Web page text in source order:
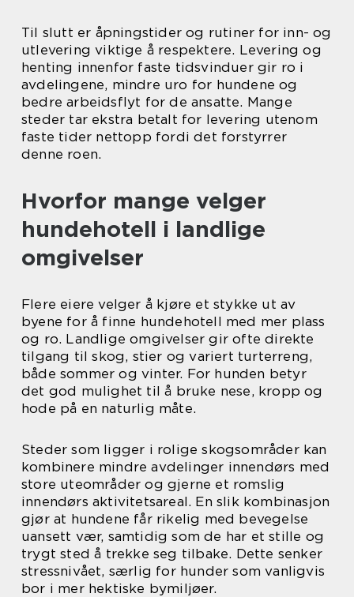
Til slutt er åpningstider og rutiner for inn- og
utlevering viktige å respektere. Levering og
henting innenfor faste tidsvinduer gir ro i
avdelingene, mindre uro for hundene og
bedre arbeidsflyt for de ansatte. Mange
steder tar ekstra betalt for levering utenom
faste tider nettopp fordi det forstyrrer
denne roen.
Hvorfor mange velger
hundehotell i landlige
omgivelser
Flere eiere velger å kjøre et stykke ut av
byene for å finne hundehotell med mer plass
og ro. Landlige omgivelser gir ofte direkte
tilgang til skog, stier og variert turterreng,
både sommer og vinter. For hunden betyr
det god mulighet til å bruke nese, kropp og
hode på en naturlig måte.
Steder som ligger i rolige skogsområder kan
kombinere mindre avdelinger innendørs med
store uteområder og gjerne et romslig
innendørs aktivitetsareal. En slik kombinasjon
gjør at hundene får rikelig med bevegelse
uansett vær, samtidig som de har et stille og
trygt sted å trekke seg tilbake. Dette senker
stressnivået, særlig for hunder som vanligvis
bor i mer hektiske bymiljøer.